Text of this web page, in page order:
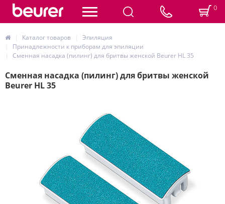
0
Каталог товаров
Эпиляция
Принадлежности к приборам для эпиляции
Сменная насадка (пилинг) для бритвы женской Beurer HL 35
Сменная насадка (пилинг) для бритвы женской
Beurer HL 35